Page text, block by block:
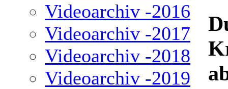
Videoarchiv -2016
Videoarchiv -2017
Videoarchiv -2018
Videoarchiv -2019